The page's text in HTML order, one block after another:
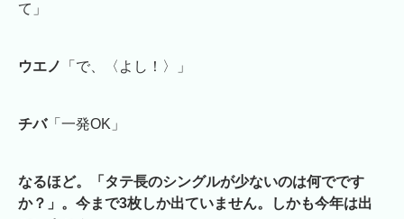
て」
ウエノ 「で、〈よし！〉」
チバ「一発OK」
なるほど。「タテ長のシングルが少ないのは何でです
か？」。今まで3枚しか出ていません。しかも今年は出